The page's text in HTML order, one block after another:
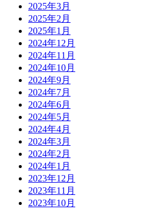
2025年3月
2025年2月
2025年1月
2024年12月
2024年11月
2024年10月
2024年9月
2024年7月
2024年6月
2024年5月
2024年4月
2024年3月
2024年2月
2024年1月
2023年12月
2023年11月
2023年10月